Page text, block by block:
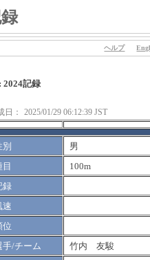
ヘルプ
2024記録
日： 2025/01/29 06:12:39 JST
別
男
目
100m
録
速
位
手/チーム
竹内 友駿